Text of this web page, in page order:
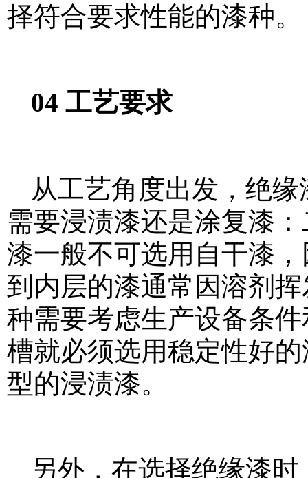
择符合要求性能的漆种。
04 工艺要求
从工艺角度出发，绝
需要浸渍漆还是涂复漆
漆一般不可选用自干漆
到内层的漆通常因溶剂
种需要考虑生产设备条
槽就必须选用稳定性好
型的浸渍漆。
另外，在选择绝缘漆